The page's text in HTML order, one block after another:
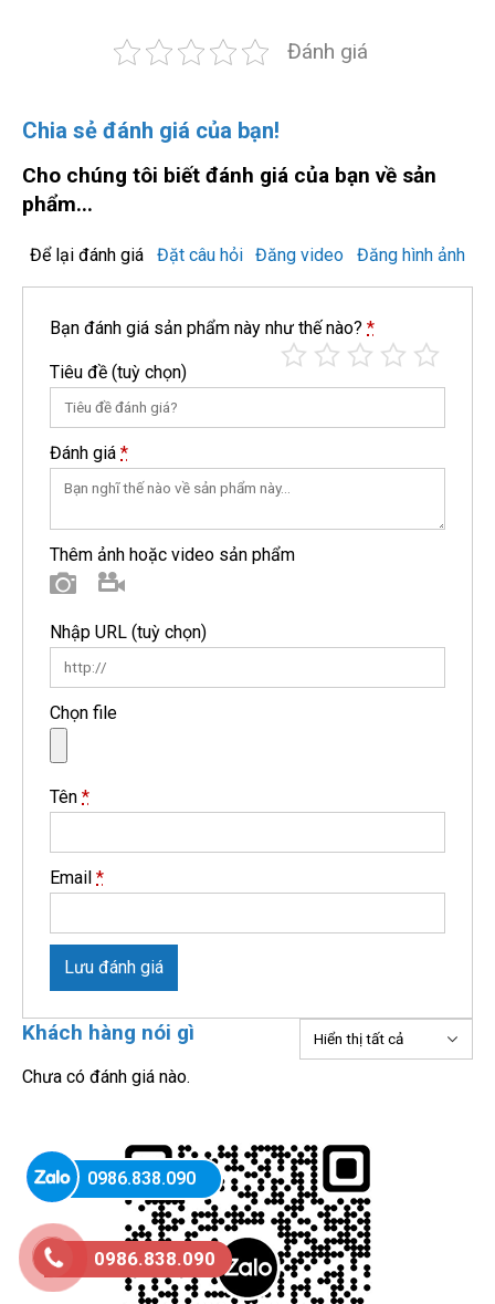
Đánh giá
Chia sẻ đánh giá của bạn!
Cho chúng tôi biết đánh giá của bạn về sản
phẩm...
Để lại đánh giá Đặt câu hỏi Đăng video Đăng hình ảnh
Bạn đánh giá sản phẩm này như thế nào? *
Tiêu đề (tuỳ chọn)
Đánh giá *
Thêm ảnh hoặc video sản phẩm
Hình ảnh
Nhập URL (tuỳ chọn)
Chọn file
Tên *
Email *
Lưu đánh giá
Khách hàng nói gì
Chưa có đánh giá nào.
0986.838.090
0986.838.090